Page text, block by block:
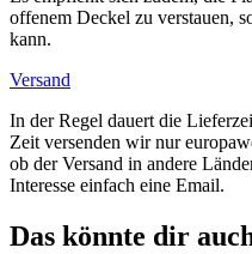
offenem Deckel zu verstauen,
kann.
Versand
In der Regel dauert die
Zeit versenden wir nur
ob der Versand in andere
Interesse einfach eine Email.
Das könnte dir